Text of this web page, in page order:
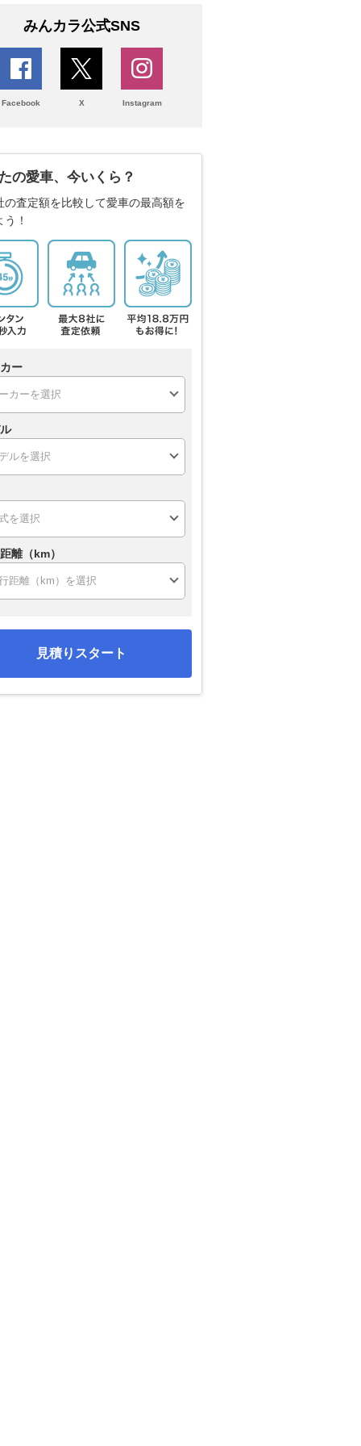
みんカラ公式SNS
Facebook X Instagram
の愛車、今いくら？
の査定額を比較して愛車の最高額を
！
ー
離（km）
見積りスタート